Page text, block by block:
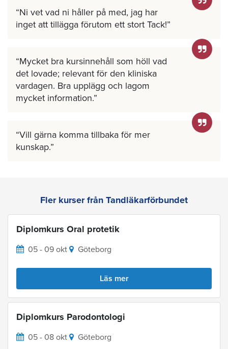
Ni vet vad ni håller på med, jag har
inget att tillägga förutom ett stort Tack!
Mycket bra kursinnehåll som höll vad
det lovade; relevant för den kliniska
vardagen. Bra upplägg och lagom
mycket information.
Vill gärna komma tillbaka för mer
kunskap.
Fler kurser från Tandläkarförbundet
Diplomkurs Oral protetik
05 - 09 okt Göteborg
Läs mer
Diplomkurs Parodontologi
05 - 08 okt Göteborg